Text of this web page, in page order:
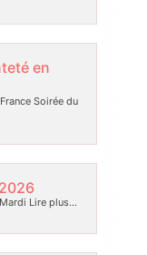
en
Soirée du
Lire plus…